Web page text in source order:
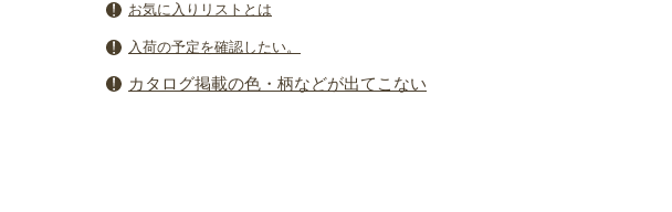
お気に入りリストとは
入荷の予定を確認したい。
カタログ掲載の色・柄などが出てこない